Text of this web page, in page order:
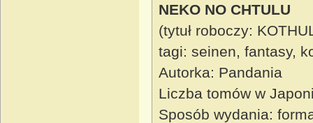
NEKO NO CHTULU
(tytuł roboczy:
tagi: seinen, fantasy,
Autorka: Pandania
Liczba tomów w
Sposób wydania: